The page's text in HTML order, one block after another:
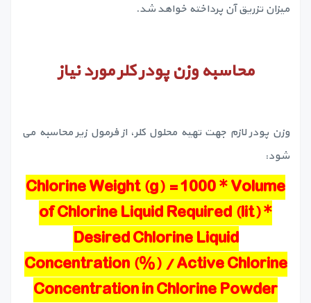
میزان تزریق آن پرداخته خواهد شد.
محاسبه وزن پودر کلر مورد نیاز
وزن پودر لازم جهت تهیه محلول کلر، از فرمول زیر محاسبه می
شود:
Chlorine Weight (g) = 1000 * Volume
of Chlorine Liquid Required (lit) *
Desired Chlorine Liquid
Concentration (%) / Active Chlorine
Concentration in Chlorine Powder